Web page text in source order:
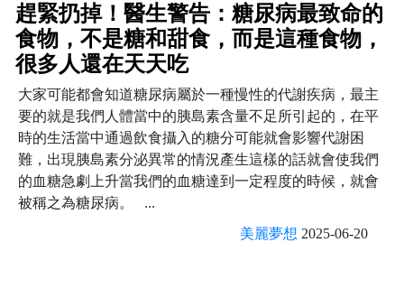
趕緊扔掉！醫生警告：糖尿病最致命的
食物，不是糖和甜食，而是這種食物，
很多人還在天天吃
大家可能都會知道糖尿病屬於一種慢性的代謝疾病，最主
要的就是我們人體當中的胰島素含量不足所引起的，在平
時的生活當中通過飲食攝入的糖分可能就會影響代謝困
難，出現胰島素分泌異常的情況產生這樣的話就會使我們
的血糖急劇上升當我們的血糖達到一定程度的時候，就會
被稱之為糖尿病。 ...
美麗夢想 2025-06-20